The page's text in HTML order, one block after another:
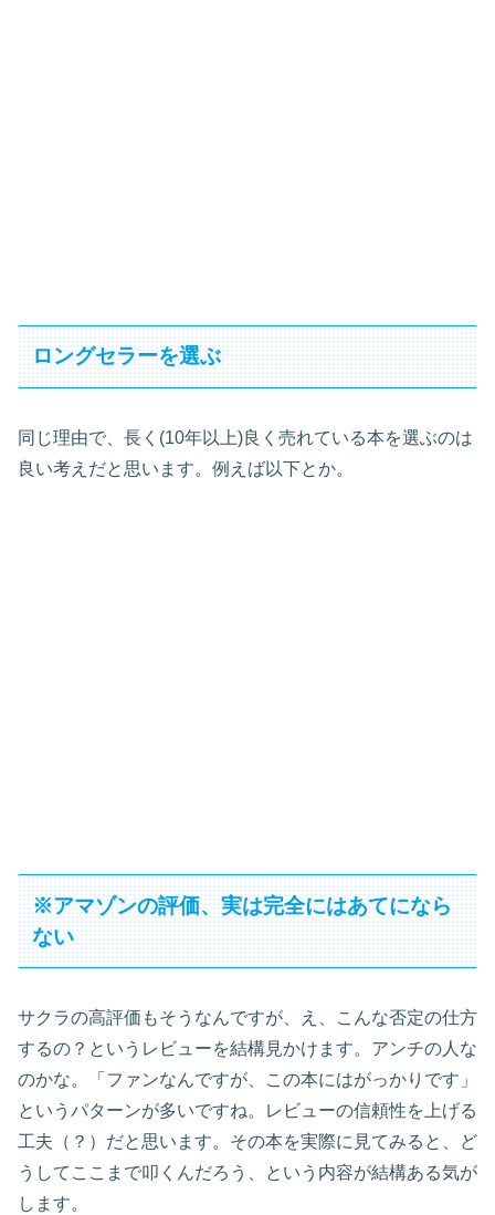
ロングセラーを選ぶ
同じ理由で、長く(10年以上)良く売れている本を選ぶのは
良い考えだと思います。例えば以下とか。
※アマゾンの評価、実は完全にはあてになら
ない
サクラの高評価もそうなんですが、え、こんな否定の仕方
するの？というレビューを結構見かけます。アンチの人な
のかな。「ファンなんですが、この本にはがっかりです」
というパターンが多いですね。レビューの信頼性を上げる
工夫（？）だと思います。その本を実際に見てみると、ど
うしてここまで叩くんだろう、という内容が結構ある気が
します。